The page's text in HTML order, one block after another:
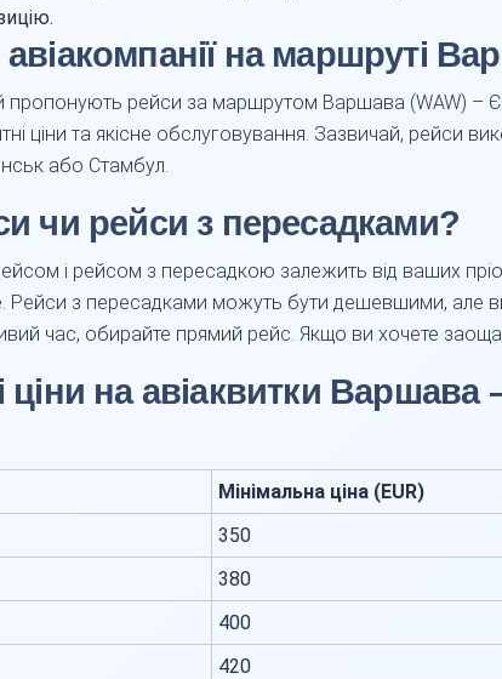
на маршруті
пропонують рейси за маршрутом Варшава (WAW) –
ціни та якісне обслуговування. Зазвичай, рейси
або Стамбул.
чи рейси з пересадками?
і рейсом з пересадкою залежить від ваших
з пересадками можуть бути дешевшими, але
час, обирайте прямий рейс. Якщо ви хочете
ціни на авіаквитки
Мінімальна ціна (EUR)
350
380
400
420